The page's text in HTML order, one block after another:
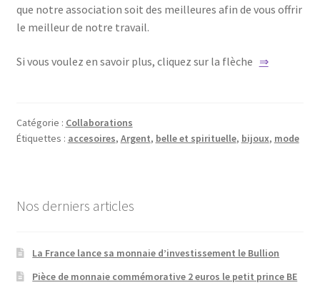
que notre association soit des meilleures afin de vous offrir
le meilleur de notre travail.
Si vous voulez en savoir plus, cliquez sur la flèche ⇒
Catégorie : Collaborations
Étiquettes : accesoires, Argent, belle et spirituelle, bijoux, mode
Nos derniers articles
La France lance sa monnaie d’investissement le Bullion
Pièce de monnaie commémorative 2 euros le petit prince BE